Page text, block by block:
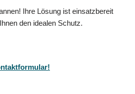
Ihre Lösung ist einsatzbereit
den idealen Schutz.